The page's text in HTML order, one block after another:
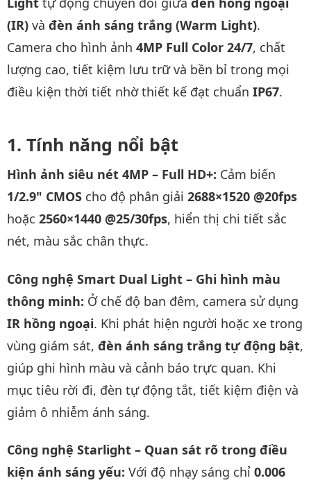
(IR) và đèn ánh sáng trắng (Warm Light).
Camera cho hình ảnh 4MP Full Color 24/7, chất
lượng cao, tiết kiệm lưu trữ và bền bỉ trong mọi
điều kiện thời tiết nhờ thiết kế đạt chuẩn IP67.
Tính năng nổi bật
Hình ảnh siêu nét 4MP – Full HD+: Cảm biến
1/2.9" CMOS cho độ phân giải 2688×1520 @20fps
hoặc 2560×1440 @25/30fps, hiển thị chi tiết sắc
nét, màu sắc chân thực.
Công nghệ Smart Dual Light – Ghi hình màu
thông minh: Ở chế độ ban đêm, camera sử dụng
IR hồng ngoại. Khi phát hiện người hoặc xe trong
vùng giám sát, đèn ánh sáng trắng tự động bật,
giúp ghi hình màu và cảnh báo trực quan. Khi
mục tiêu rời đi, đèn tự động tắt, tiết kiệm điện và
giảm ô nhiễm ánh sáng.
Công nghệ Starlight – Quan sát rõ trong điều
kiện ánh sáng yếu: Với độ nhạy sáng chỉ 0.006